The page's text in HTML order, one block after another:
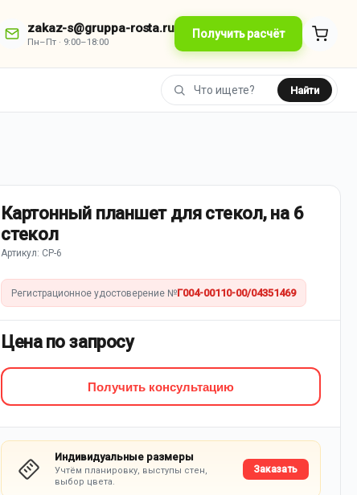
zakaz-s@gruppa-rosta.ru
Пн–Пт · 9:00–18:00
Получить расчёт
Найти
Картонный планшет для стекол, на 6
стекол
Артикул: СР-6
Регистрационное удостоверение №Г004-00110-00/04351469
Цена по запросу
Получить консультацию
Индивидуальные размеры
Учтём планировку, выступы стен,
выбор цвета.
Заказать